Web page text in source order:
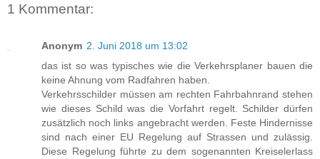
1 Kommentar:
Anonym 2. Juni 2018 um 13:02
das ist so was typisches wie die Verkehrsplaner bauen die
keine Ahnung vom Radfahren haben.
Verkehrsschilder müssen am rechten Fahrbahnrand stehen
wie dieses Schild was die Vorfahrt regelt. Schilder dürfen
zusätzlich noch links angebracht werden. Feste Hindernisse
sind nach einer EU Regelung auf Strassen und zulässig.
Diese Regelung führte zu dem sogenannten Kreiselerlass